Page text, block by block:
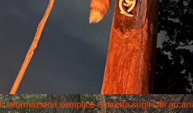
informazione semplice e diretta sugli Dèi